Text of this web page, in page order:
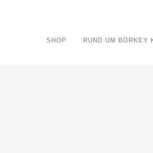
SHOP RUND UM BÖRKEY